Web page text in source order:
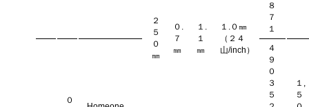
２
５
０
㎜
０.
７
㎜
１.
１
㎜
１.０㎜
（２４
山/inch）
８
７
１
０
４
９
０
３
５
１,
５